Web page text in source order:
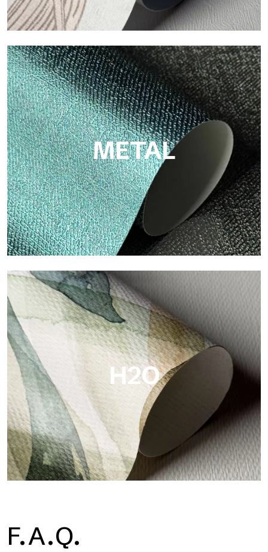
ECO
Eco von Tecnografica ist die ökologische Tapete aus
Zellulosefaser: nachhaltige Unterstützung, ohne PVC, mit
hellen Farben und hoher Qualität.
METAL
Metal
Metal ist die metallische Tapete von Tecnografica, mit
einzigartigen metallischen Reflexen, die Gold-, Silber-, Kupfer-
und satte Farben hervorheben.
H2O
H2O ist die wasserdichte Glasfaser-Badezimmertapete, ideal
für Duschkabinen und feuchte Umgebungen, mit hoher
F.A.Q.